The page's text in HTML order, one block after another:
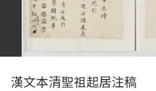
漢文本清聖祖起居注稿